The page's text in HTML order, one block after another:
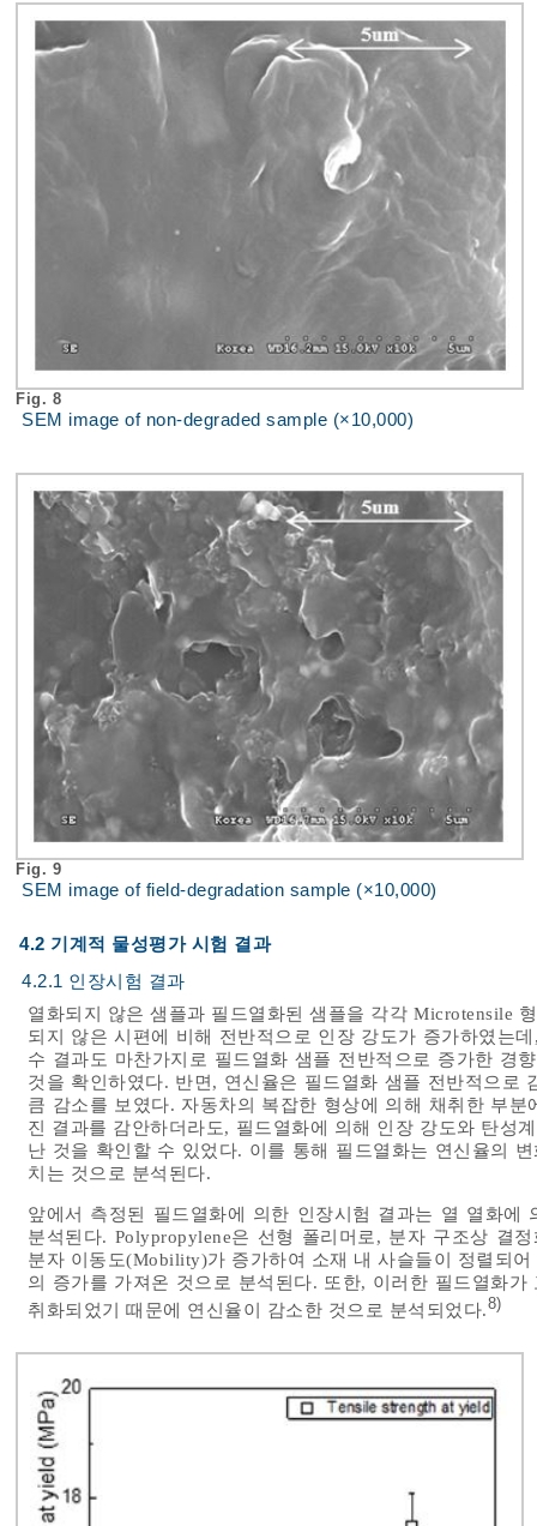
Fig. 8
SEM image of non-degraded sample (×10,000)
Fig. 9
SEM image of field-degradation sample (×10,000)
4.2 기계적 물성평가 시험 결과
4.2.1 인장시험 결과
열화되지 않은 샘플과 필드열화된 샘플을 각각 Microtensile
되지 않은 시편에 비해 전반적으로 인장 강도가 증가하였는
수 결과도 마찬가지로 필드열화 샘플 전반적으로 증가한 경
것을 확인하였다. 반면, 연신율은 필드열화 샘플 전반적으로
큼 감소를 보였다. 자동차의 복잡한 형상에 의해 채취한 부
진 결과를 감안하더라도, 필드열화에 의해 인장 강도와 탄성
난 것을 확인할 수 있었다. 이를 통해 필드열화는 연신율의
치는 것으로 분석된다.
앞에서 측정된 필드열화에 의한 인장시험 결과는 열 열화에
분석된다. Polypropylene은 선형 폴리머로, 분자 구조상 결
분자 이동도(Mobility)가 증가하여 소재 내 사슬들이 정렬되
의 증가를 가져온 것으로 분석된다. 또한, 이러한 필드열화
취화되었기 때문에 연신율이 감소한 것으로 분석되었다.8)